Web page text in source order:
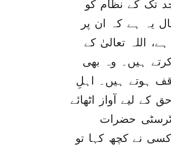
تک کے نظام کو
یہ ہے کہ ان پر
اللہ تعالیٰ کے
ہیں۔ وہ بھی
ہوتے ہیں۔ اہلِ
لیے آواز اٹھائے
ٹرسٹی حضرات
نے کچھ کہا تو